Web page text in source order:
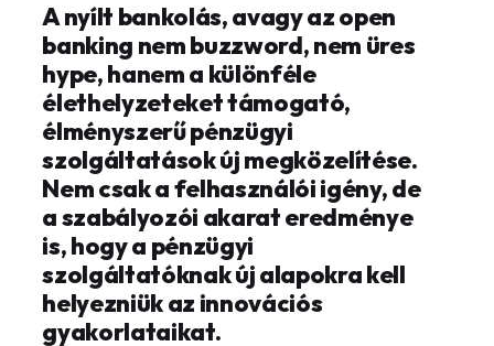
A nyílt bankolás, avagy az open
banking nem buzzword, nem üres
hype, hanem a különféle
élethelyzeteket támogató,
élményszerű pénzügyi
szolgáltatások új megközelítése.
Nem csak a felhasználói igény, de
a szabályozói akarat eredménye
is, hogy a pénzügyi
szolgáltatóknak új alapokra kell
helyezniük az innovációs
gyakorlataikat.